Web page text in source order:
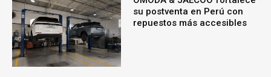
su postventa en Perú con
repuestos más accesibles